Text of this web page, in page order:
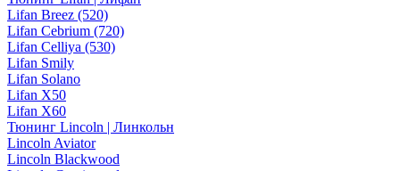
Lifan Breez (520)
Lifan Cebrium (720)
Lifan Celliya (530)
Lifan Smily
Lifan Solano
Lifan X50
Lifan X60
Тюнинг Lincoln | Линкольн
Lincoln Aviator
Lincoln Blackwood